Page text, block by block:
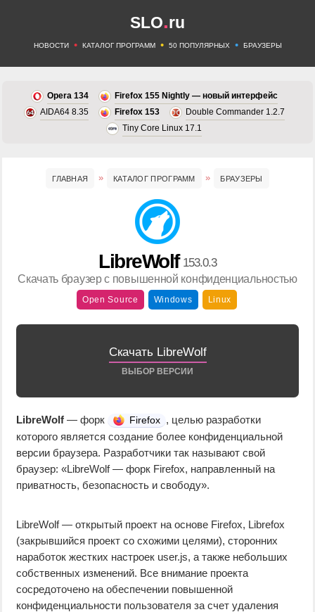
SLO.ru
НОВОСТИ • КАТАЛОГ ПРОГРАММ • 50 ПОПУЛЯРНЫХ • БРАУЗЕРЫ
Opera 134
Firefox 155 Nightly — новый интерфейс
AIDA64 8.35
Firefox 153
Double Commander 1.2.7
Tiny Core Linux 17.1
ГЛАВНАЯ КАТАЛОГ ПРОГРАММ БРАУЗЕРЫ
LibreWolf 153.0.3
Скачать браузер с повышенной конфиденциальностью
Open Source Windows Linux
Скачать LibreWolf
ВЫБОР ВЕРСИИ
LibreWolf — форк Firefox , целью разработки
которого является создание более конфиденциальной
версии браузера. Разработчики так называют свой
браузер: «LibreWolf — форк Firefox, направленный на
приватность, безопасность и свободу».
LibreWolf — открытый проект на основе Firefox, Librefox
(закрывшийся проект со схожими целями), сторонних
наработок жестких настроек user.js, а также небольших
собственных изменений. Все внимание проекта
сосредоточено на обеспечении повышенной
конфиденциальности пользователя за счет удаления